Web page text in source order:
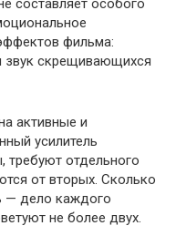
составляет особого
фильма:
звук скрещивающихся
активные и
усилитель
требуют отдельного
от вторых. Сколько
— дело каждого
не более двух.